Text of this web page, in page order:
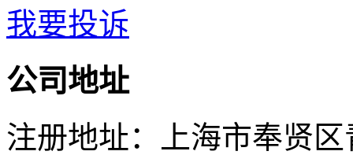
我要投诉
公司地址
注册地址：上海市奉贤